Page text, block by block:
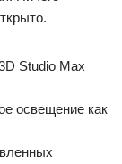
Studio Max
освещение как